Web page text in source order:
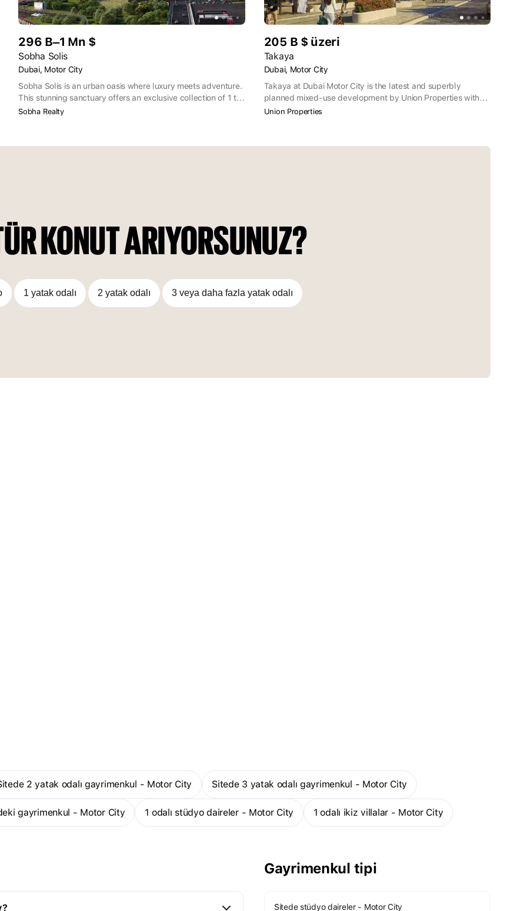
296 B–1 Mn $
Sobha Solis
Dubai, Motor City
Sobha Solis is an urban oasis where luxury meets adventure.
This stunning sanctuary offers an exclusive collection of 1 to
3-bedroom residences, elegantly arranged across four
Sobha Realty
205 B $ üzeri
Takaya
Dubai, Motor City
Takaya at Dubai Motor City is the latest and superbly
planned mixed-use development by Union Properties with
high-end apartments, villas and townhouses. With a total
views of the famous Dubai Motor Speedway and the vibrant
Union Properties
KONUT ARIYORSUNUZ?
1 yatak odalı 2 yatak odalı 3 veya daha fazla yatak odalı
Sitede 2 yatak odalı gayrimenkul - Motor City Sitede 3 yatak odalı gayrimenkul - Motor City
gayrimenkul - Motor City 1 odalı stüdyo daireler - Motor City 1 odalı ikiz villalar - Motor City
Gayrimenkul tipi
Sitede stüdyo daireler - Motor City